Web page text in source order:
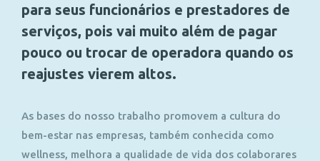
para seus funcionários e prestadores de
serviços, pois vai muito além de pagar
pouco ou trocar de operadora quando os
reajustes vierem altos.
As bases do nosso trabalho promovem a cultura do
bem-estar nas empresas, também conhecida como
wellness, melhora a qualidade de vida dos colaborares